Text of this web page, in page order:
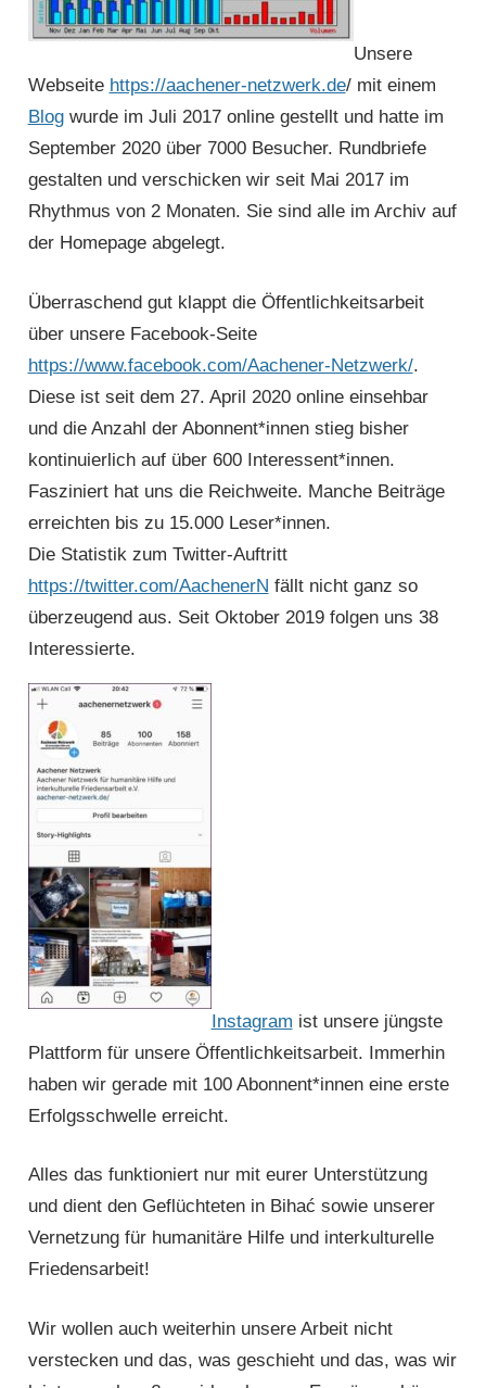
Unsere
Webseite https://aachener-netzwerk.de/ mit einem
Blogwurde im Juli 2017 online gestellt und hatte im
September 2020 über 7000 Besucher. Rundbriefe
gestalten und verschicken wir seit Mai 2017 im
Rhythmus von 2 Monaten. Sie sind alle im Archiv auf
der Homepage abgelegt.
Überraschend gut klappt die Öffentlichkeits­arbeit
über unsere Facebook-Seite
https://www.facebook.com/Aachener-Netzwerk/.
Diese ist seit dem 27. April 2020 online einsehbar
und die Anzahl der Abonnent*innen stieg bisher
kontinuierlich auf über 600 Interessent*innen.
Fasziniert hat uns die Reichweite. Manche Beiträge
erreichten bis zu 15.000 Leser*innen.
Die Statistik zum Twitter-Auftritt
https://twitter.com/AachenerN fällt nicht ganz so
überzeugend aus. Seit Oktober 2019 folgen uns 38
Interessierte.
Instagram ist unsere jüngste
Plattform für unsere Öffentlichkeitsarbeit. Immerhin
haben wir gerade mit 100 Abonnent*innen eine erste
Erfolgsschwelle erreicht.
Alles das funktioniert nur mit eurer Unter­stützung
und dient den Geflüchteten in Bihać sowie unserer
Vernetzung für humanitäre Hilfe und interkulturelle
Friedensarbeit!
Wir wollen auch weiterhin unsere Arbeit nicht
verstecken und das, was geschieht und das, was wir